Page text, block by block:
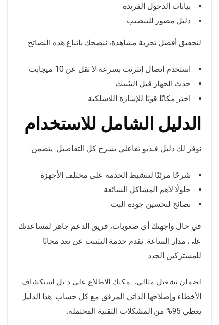
بيانات الدخول الفريدة
دليل مصور للتنصيب
لتحقيق أفضل تجربة مشاهدة، ننصحك باتباع هذه النصائح:
استخدم اتصال إنترنت بسرعة لا تقل عن 10 ميجابت
حدث الجهاز قبل التثبيت
اختر مكانًا قويًا للإشارة اللاسلكية
الدليل الشامل للاستخدام
نوفر لك دليل فيديو تفاعلي يشرح كل التفاصيل. يتضمن:
شرحًا مرئيًا لتنشيط الخدمة على مختلف الأجهزة
حلولًا لأهم المشاكل الشائعة
نصائح لتحسين جودة البث
في حال واجهتك أي صعوبات، فريق الدعم جاهز لمساعدتك
على مدار الساعة. نقدم خدمة التثبيت عن بعد مجانًا
للمشتركين الجدد.
لضمان تشغيل مثالي، يمكنك الاطلاع على دليل استكشاف
الأخطاء وإصلاحها الذاتي المرفق مع كل حساب. هذا الدليل
يغطي 95% من المشكلات التقنية المحتملة.